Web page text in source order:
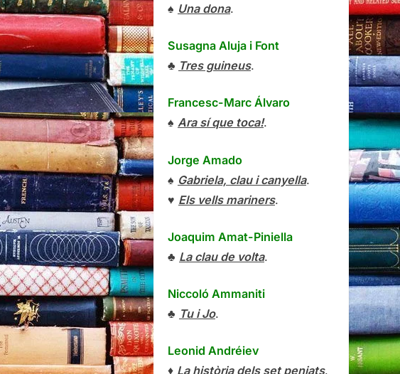
♠ Una dona.
Susagna Aluja i Font
♣ Tres guineus.
Francesc-Marc Álvaro
♠ Ara sí que toca!.
Jorge Amado
♠ Gabriela, clau i canyella.
♥ Els vells mariners.
Joaquim Amat-Piniella
♣ La clau de volta.
Niccoló Ammaniti
♣ Tu i Jo.
Leonid Andréiev
♦ La història dels set penjats.